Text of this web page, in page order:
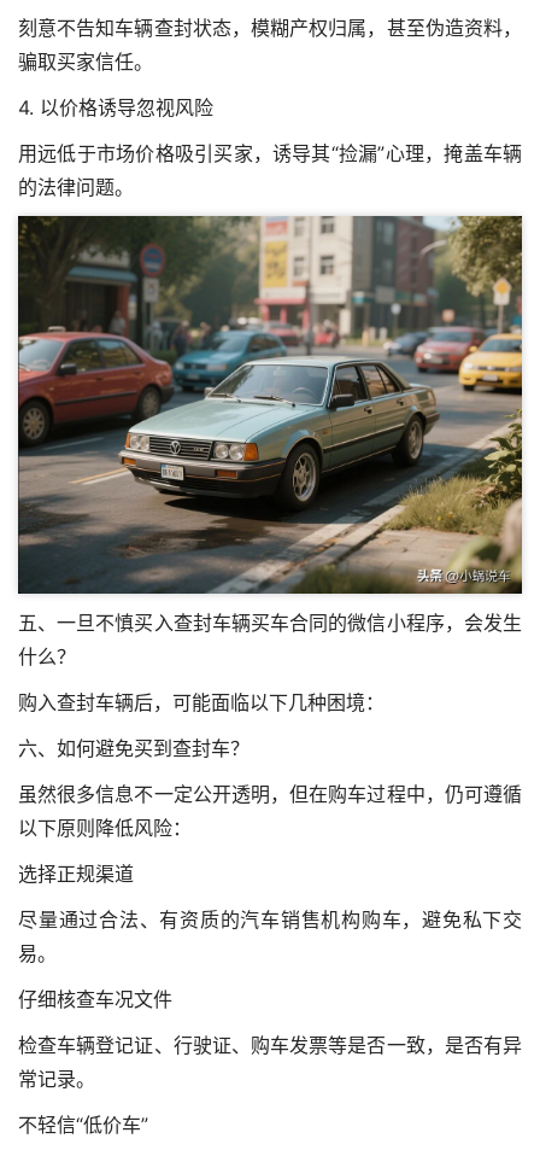
刻意不告知车辆查封状态，模糊产权归属，甚至伪造资料，
骗取买家信任。
4. 以价格诱导忽视风险
用远低于市场价格吸引买家，诱导其“捡漏”心理，掩盖车辆
的法律问题。
五、一旦不慎买入查封车辆买车合同的微信小程序，会发生
什么？
购入查封车辆后，可能面临以下几种困境：
六、如何避免买到查封车？
虽然很多信息不一定公开透明，但在购车过程中，仍可遵循
以下原则降低风险：
选择正规渠道
尽量通过合法、有资质的汽车销售机构购车，避免私下交
易。
仔细核查车况文件
检查车辆登记证、行驶证、购车发票等是否一致，是否有异
常记录。
不轻信“低价车”